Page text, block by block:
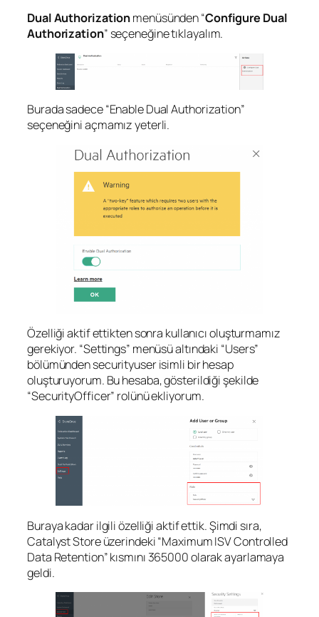
Dual Authorizationmenüsünden “Configure Dual
Authorization” seçeneğine tıklayalım.
Burada sadece “Enable Dual Authorization”
seçeneğini açmamız yeterli.
Özelliği aktif ettikten sonra kullanıcı oluşturmamız
gerekiyor. “Settings” menüsü altındaki “Users”
bölümünden securityuser isimli bir hesap
oluşturuyorum. Bu hesaba, gösterildiği şekilde
“SecurityOfficer” rolünü ekliyorum.
Buraya kadar ilgili özelliği aktif ettik. Şimdi sıra,
Catalyst Store üzerindeki “Maximum ISV Controlled
Data Retention” kısmını 365000 olarak ayarlamaya
geldi.